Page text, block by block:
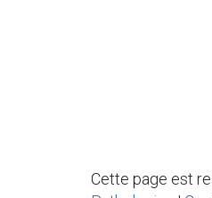
Cette page est